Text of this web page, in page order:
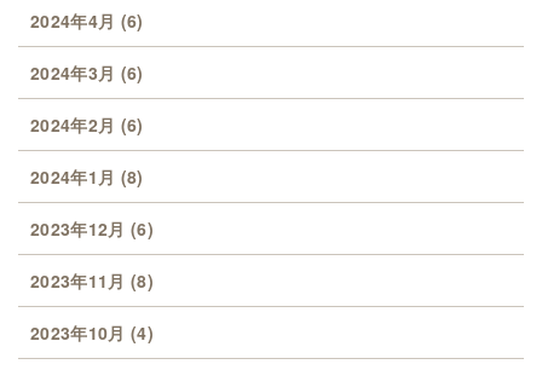
2024年4月 (6)
2024年3月 (6)
2024年2月 (6)
2024年1月 (8)
2023年12月 (6)
2023年11月 (8)
2023年10月 (4)